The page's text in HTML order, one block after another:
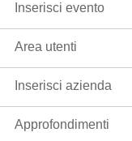
Inserisci evento
Area utenti
Inserisci azienda
Approfondimenti